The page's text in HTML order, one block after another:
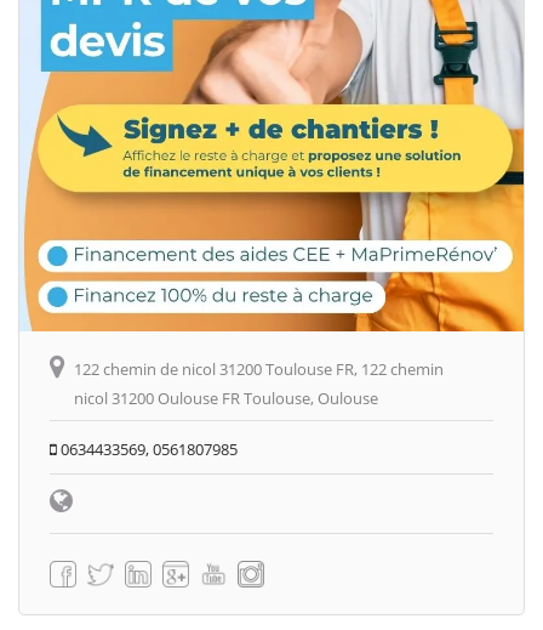
122 chemin de nicol 31200 Toulouse FR, 122 chemin
nicol 31200 Oulouse FR Toulouse, Oulouse
0634433569, 0561807985